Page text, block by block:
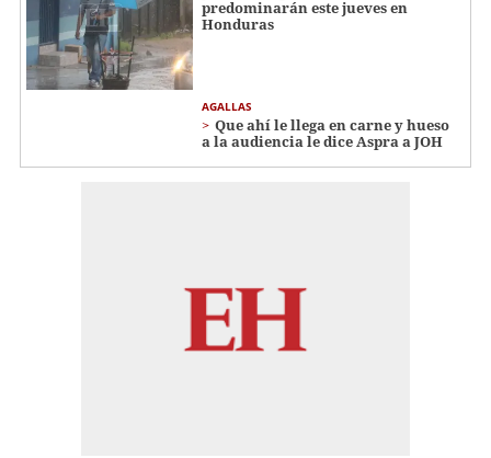
predominarán este jueves en
Honduras
AGALLAS
Que ahí le llega en carne y hueso
a la audiencia le dice Aspra a JOH